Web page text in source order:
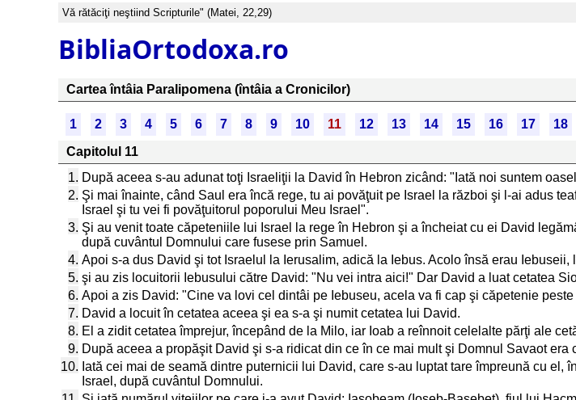
Vă rătăciţi neştiind Scripturile" (Matei, 22,29)
BibliaOrtodoxa.ro
Cartea întâia Paralipomena (întâia a Cronicilor)
1 2 3 4 5 6 7 8 9 10 11 12 13 14 15 16 17 18
Capitolul 11
1. După aceea s-au adunat toţi Israeliţii la David în Hebron zicând: "Iată noi suntem
2. Şi mai înainte, când Saul era încă rege, tu ai povăţuit pe Israel la război şi l-ai adus
Israel şi tu vei fi povăţuitorul poporului Meu Israel".
3. Şi au venit toate căpeteniile lui Israel la rege în Hebron şi a încheiat cu ei David
după cuvântul Domnului care fusese prin Samuel.
4. Apoi s-a dus David şi tot Israelul la Ierusalim, adică la Iebus. Acolo însă erau Iebuseii,
5. şi au zis locuitorii Iebusului către David: "Nu vei intra aici!" Dar David a luat cetatea
6. Apoi a zis David: "Cine va lovi cel dintâi pe Iebuseu, acela va fi cap şi căpetenie
7. David a locuit în cetatea aceea şi ea s-a şi numit cetatea lui David.
8. El a zidit cetatea împrejur, începând de la Milo, iar Ioab a reînnoit celelalte părţi ale
9. După aceea a propăşit David şi s-a ridicat din ce în ce mai mult şi Domnul Savaot era
10. Iată cei mai de seamă dintre puternicii lui David, care s-au luptat tare împreună cu
Israel, după cuvântul Domnului.